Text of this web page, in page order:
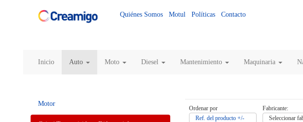
Quiénes Somos Motul Políticas Contacto
Inicio Auto Moto Diesel Mantenimiento Maquinaria
Ordenar por
Ref. del producto +/-
Fabricante:
Seleccionar
Motor